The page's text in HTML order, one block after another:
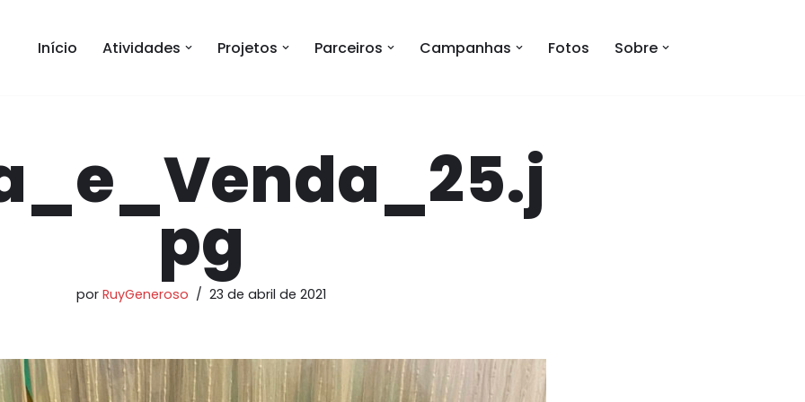
Início Atividades Projetos Parceiros Campanhas Fotos Sobre
pg
por RuyGeneroso 23 de abril de 2021